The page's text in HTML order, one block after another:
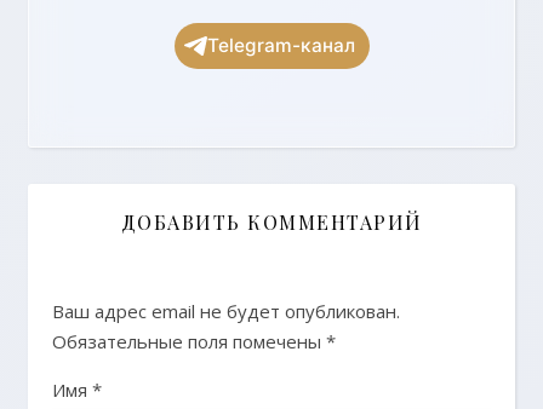
Telegram-канал
ДОБАВИТЬ КОММЕНТАРИЙ
Ваш адрес email не будет опубликован.
Обязательные поля помечены *
Имя *